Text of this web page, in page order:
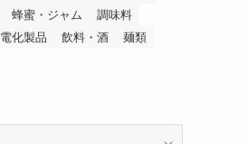
蜂蜜・ジャム
調味料
電化製品 飲料・酒 麺類